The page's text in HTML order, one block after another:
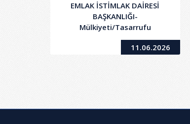
EMLAK İSTİMLAK DAİRESİ
BAŞKANLIĞI-
Mülkiyeti/Tasarrufu
Belediyemize Ait 12 Adet
Taşınmazın Kiralanması İşi
11.06.2026